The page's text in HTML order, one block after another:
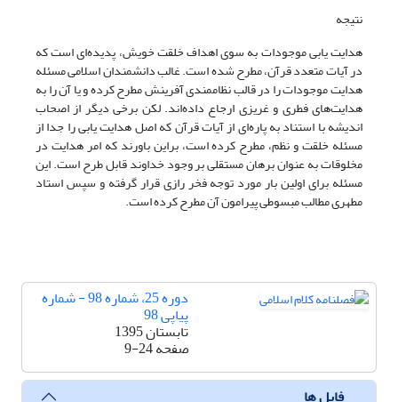
نتیجه
هدایت یابی موجودات به سوی اهداف خلقت خویش، پدیده‌ای است که
در آیات متعدد قرآن، مطرح شده است. غالب دانشمندان اسلامی مسئله
هدایت موجودات را در قالب نظاممندی آفرینش مطرح کرده و یا آن را به
هدایت‌های فطری و غریزی ارجاع داده‌اند. لکن برخی دیگر از اصحاب
اندیشه با استناد به پاره‌ای از آیات قرآن که اصل هدایت یابی را جدا از
مسئله خلقت و نظم، مطرح کرده است، براین باورند که امر هدایت در
مخلوقات به عنوان برهان مستقلی بر وجود خداوند قابل طرح است. این
مسئله برای اولین بار مورد توجه فخر رازی قرار گرفته و سپس استاد
مطهری مطالب مبسوطی پیرامون آن مطرح کرده است.
دوره 25، شماره 98 - شماره
پیاپی 98
تابستان 1395
صفحه9-24
فایل ها